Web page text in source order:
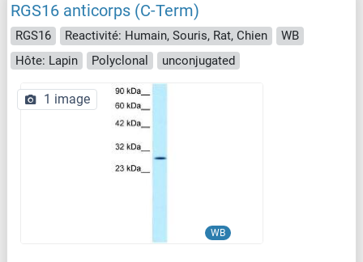
RGS16 anticorps (C-Term)
RGS16 Reactivité: Humain, Souris, Rat, Chien
WB
Hôte: Lapin
Polyclonal unconjugated
WB
1 image